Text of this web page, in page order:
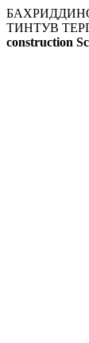
ТИНТУВ
construction